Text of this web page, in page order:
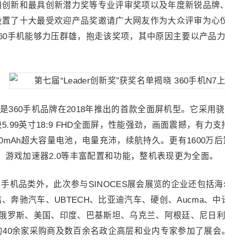
新和最具创新潜力奖等专业评审奖项以及年度新锐品牌
了十大最受欢迎产品奖邀请广大网友作为大众评审为心
手机能够力压群雄，抱走该奖项，其中原因主要以产品
手机品牌在2018年推出的首款全面屏机型。它采用骁
英寸18:9 FHD全面屏，性能强劲，画面震撼，有力支
超大容量电池，电量充沛，续航持久。更有1600万
游戏加速器2.0等丰富配置和功能，整机表现更为全面。
品类外，此次参与SINOCES展会展览的企业还包括海
奔驰汽车、UBTECH、比亚迪汽车、硬创、Aucma、中
罗斯、美国、印度、巴基斯坦、乌克兰、阿根廷、尼日
余家采购商及数百余名政企高层和业内专家参加了展会